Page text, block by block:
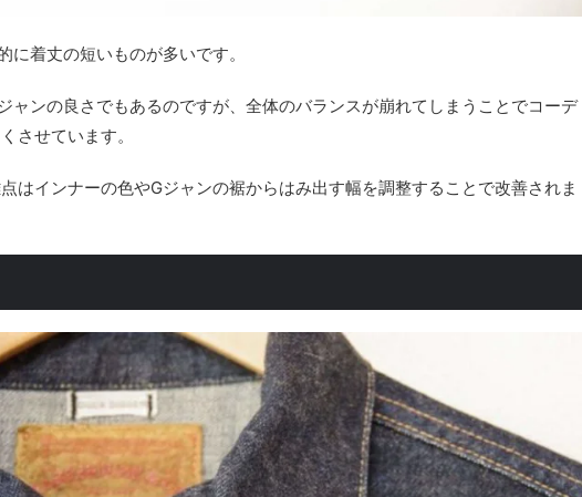
に着丈の短いものが多いです。
ャンの良さでもあるのですが、全体のバランスが崩れてしまうことでコーデ
させています。
はインナーの色やGジャンの裾からはみ出す幅を調整することで改善されま